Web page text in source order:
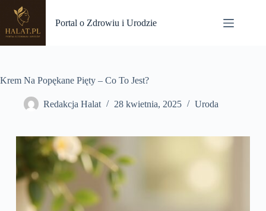
Przejdź
treści
Portal o Zdrowiu i Urodzie
Krem Na Popękane Pięty – Co To Jest?
Redakcja Halat 28 kwietnia, 2025 Uroda